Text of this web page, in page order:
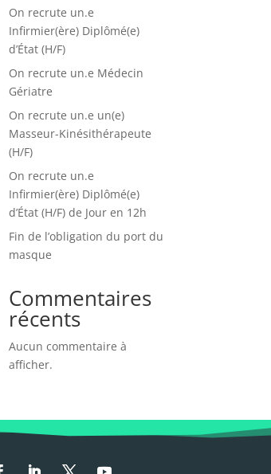
On recrute un.e
Infirmier(ère) Diplômé(e)
d’État (H/F)
On recrute un.e Médecin
Gériatre
On recrute un.e un(e)
Masseur-Kinésithérapeute
(H/F)
On recrute un.e
Infirmier(ère) Diplômé(e)
d’État (H/F) de Jour en 12h
Fin de l’obligation du port du
masque
Commentaires
récents
Aucun commentaire à
afficher.